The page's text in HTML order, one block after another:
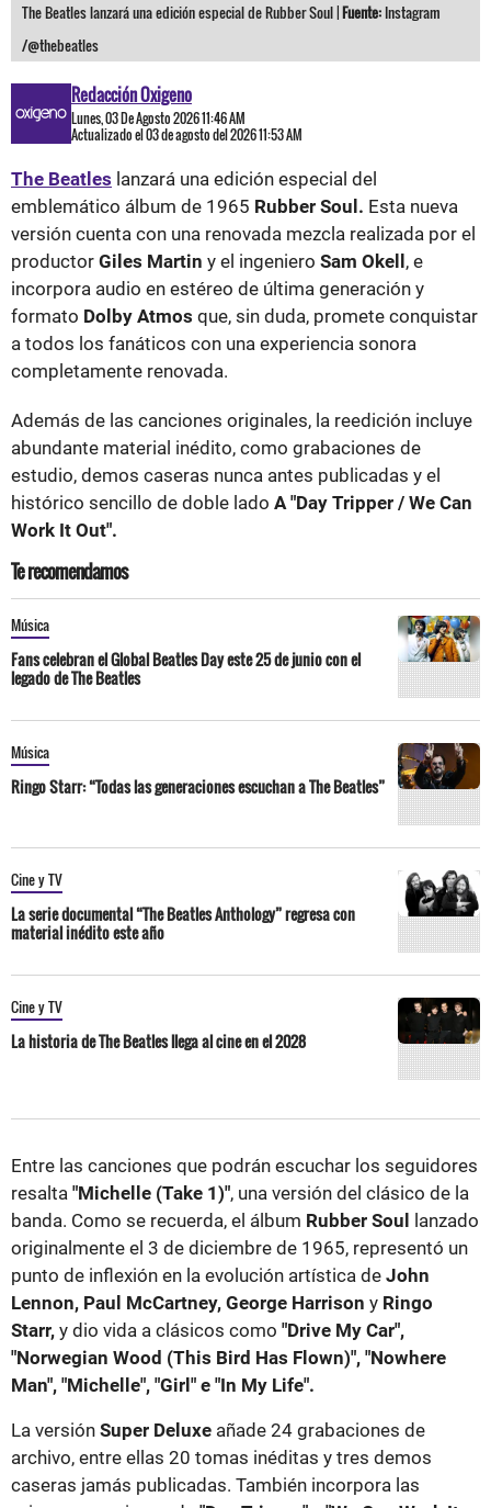
The Beatles lanzará una edición especial de Rubber Soul |Fuente: Instagram
/@thebeatles
Redacción Oxigeno
Lunes, 03 De Agosto 2026 11:46 AM
Actualizado el 03 de agosto del 2026 11:53 AM
The Beatles lanzará una edición especial del
emblemático álbum de 1965 Rubber Soul. Esta nueva
versión cuenta con una renovada mezcla realizada por el
productor Giles Martin y el ingeniero Sam Okell , e
incorpora audio en estéreo de última generación y
formato Dolby Atmos que, sin duda, promete conquistar
a todos los fanáticos con una experiencia sonora
completamente renovada.
Además de las canciones originales, la reedición incluye
abundante material inédito, como grabaciones de
estudio, demos caseras nunca antes publicadas y el
histórico sencillo de doble lado A "Day Tripper / We Can
Work It Out".
Te recomendamos
Música
Fans celebran el Global Beatles Day este 25 de junio con el
legado de The Beatles
Música
Ringo Starr: “Todas las generaciones escuchan a The Beatles”
Cine y TV
La serie documental “The Beatles Anthology” regresa con
material inédito este año
Cine y TV
La historia de The Beatles llega al cine en el 2028
Entre las canciones que podrán escuchar los seguidores
resalta "Michelle (Take 1)", una versión del clásico de la
banda. Como se recuerda, el álbum Rubber Soul
lanzado
originalmente el 3 de diciembre de 1965, representó un
punto de inflexión en la evolución artística de John
Lennon, Paul McCartney, George Harrison y Ringo
Starr, y dio vida a clásicos como "Drive My Car",
"Norwegian Wood (This Bird Has Flown)", "Nowhere
Man", "Michelle", "Girl" e "In My Life".
La versión Super Deluxe añade 24 grabaciones de
archivo, entre ellas 20 tomas inéditas y tres demos
caseras jamás publicadas. También incorpora las